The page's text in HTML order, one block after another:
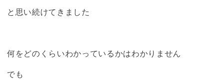
と思い続けてきました
何をどのくらいわかっているかはわかりません
でも